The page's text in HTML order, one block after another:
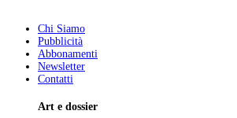
Chi Siamo
Pubblicità
Abbonamenti
Newsletter
Contatti
Art e dossier